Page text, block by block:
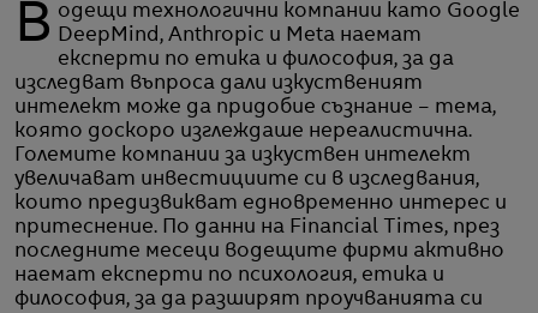
Водещи технологични компании като Google DeepMind, Anthropic и Meta наемат
експерти по етика и философия, за да
изследват въпроса дали изкуственият
интелект може да придобие съзнание – тема,
която доскоро изглеждаше нереалистична.
Големите компании за изкуствен интелект
увеличават инвестициите си в изследвания,
които предизвикват едновременно интерес и
притеснение. По данни на Financial Times, през
последните месеци водещите фирми активно
наемат експерти по психология, етика и
философия, за да разширят проучванията си